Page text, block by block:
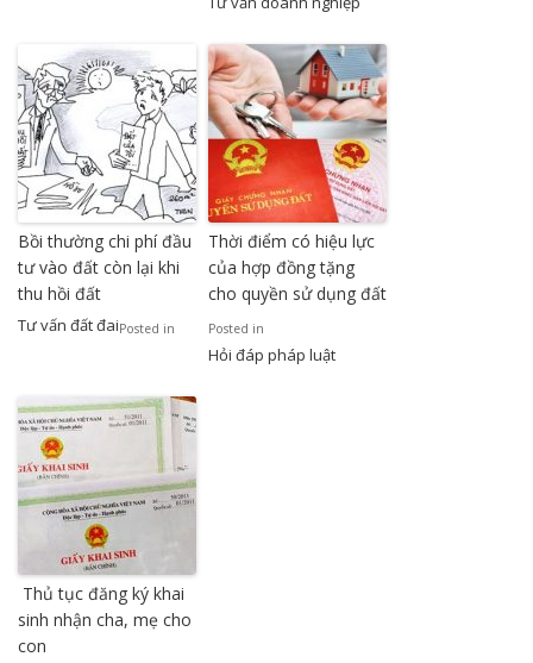
Bồi thường chi phí đầu
tư vào đất còn lại khi
thu hồi đất
Posted in
Tư vấn đất đai
Thời điểm có hiệu lực
của hợp đồng tặng
cho quyền sử dụng đất
Posted in
Hỏi đáp pháp luật
Thủ tục đăng ký khai
sinh nhận cha, mẹ cho
con